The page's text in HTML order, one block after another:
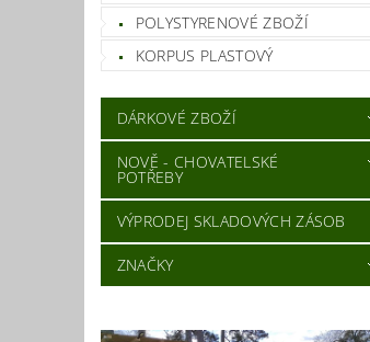
POLYSTYRENOVÉ ZBOŽÍ
KORPUS PLASTOVÝ
DÁRKOVÉ ZBOŽÍ
NOVĚ - CHOVATELSKÉ
POTŘEBY
VÝPRODEJ SKLADOVÝCH ZÁSOB
ZNAČKY